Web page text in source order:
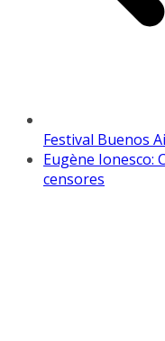
Festival Buenos
Eugène Ionesco:
censores